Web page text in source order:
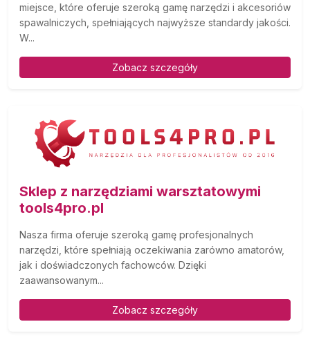
miejsce, które oferuje szeroką gamę narzędzi i akcesoriów
spawalniczych, spełniających najwyższe standardy jakości.
W...
Zobacz szczegóły
Sklep z narzędziami warsztatowymi
tools4pro.pl
Nasza firma oferuje szeroką gamę profesjonalnych
narzędzi, które spełniają oczekiwania zarówno amatorów,
jak i doświadczonych fachowców. Dzięki
zaawansowanym...
Zobacz szczegóły